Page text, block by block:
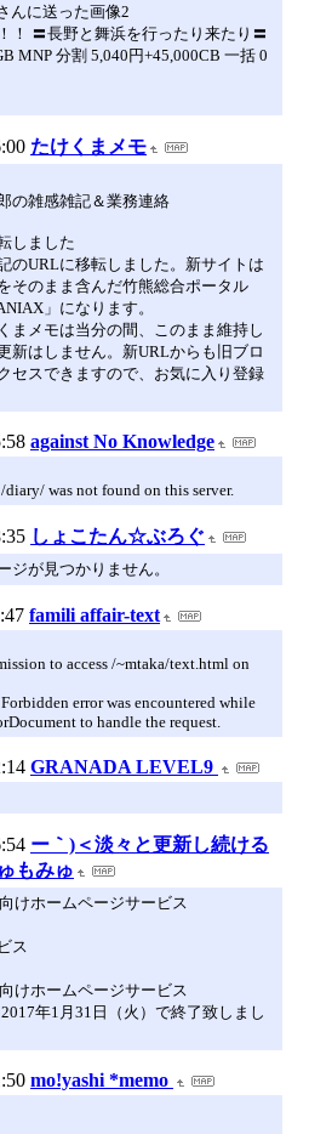
んに送った画像2
！ 〓長野と舞浜を行ったり来たり〓
MNP 分割 5,040円+45,000CB 一括 0
たけくまメモ
の雑感雑記＆業務連絡
しました
のURLに移転しました。新サイトは
そのまま含んだ竹熊総合ポータル
」になります。
まメモは当分の間、このまま維持し
新はしません。新URLからも旧ブロ
セスできますので、お気に入り登録
against No Knowledge
diary/ was not found on this server.
しょこたん☆ぶろぐ
ジが見つかりません。
famili affair-text
to access /~mtaka/text.html on
error was encountered while
to handle the request.
GRANADA LEVEL9
ー｀)＜淡々と更新し続ける
もみゅ
けホームページサービス
ス
けホームページサービス
2017年1月31日（火）で終了致しまし
mo!yashi *memo